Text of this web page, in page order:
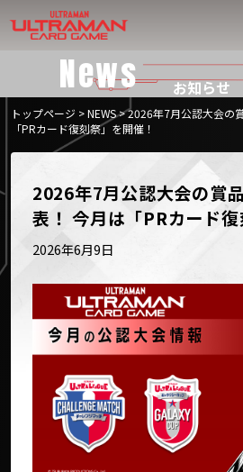
News お知らせ
トップページ >NEWS> 2026年7月公認大会の
「PRカード復刻祭」を開催！
2026年7月公認大会の賞
表！ 今月は「PRカード復
2026年6月9日